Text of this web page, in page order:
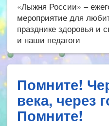
«Лыжня России» –
мероприятие для
празднике здоровья и
и наши педагоги
Помните!
века, через
Помните!